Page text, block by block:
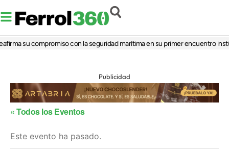
su compromiso con la seguridad marítima en su primer encuentro
Publicidad
« Todos los Eventos
Este evento ha pasado.